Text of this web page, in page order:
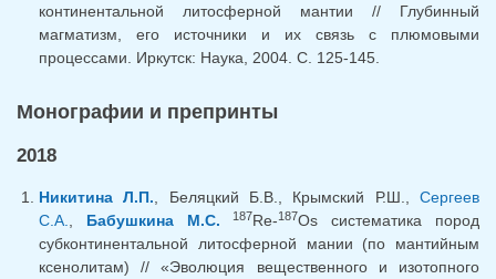
континентальной литосферной мантии // Глубинный
магматизм, его источники и их связь с плюмовыми
процессами. Иркутск: Наука, 2004. С. 125-145.
Монографии и препринты
2018
Никитина Л.П. , Беляцкий Б.В., Крымский Р.Ш.,Сергеев
С.А.
Бабушкина М.С. 187Re-187Os систематика пород
субконтинентальной литосферной мании (по мантийным
ксенолитам) // «Эволюция вещественного и изотопного